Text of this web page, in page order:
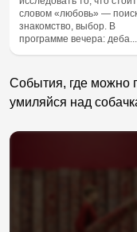
словом «любовь» —
знакомство, выбор. В
программе вечера: деба...
События, где можно
умиляйся над